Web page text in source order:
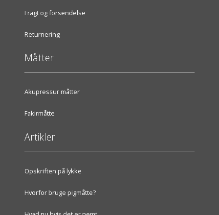
Fragt og forsendelse
Returnering
Måtter
Akupressur måtter
Fakirmåtte
Artikler
Opskriften på lykke
Hvorfor bruge pigmåtte?